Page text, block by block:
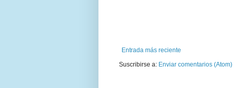
Entrada más reciente
Suscribirse a: Enviar comentarios (Atom)